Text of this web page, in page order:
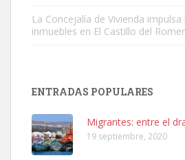
Leales.org » Gran Canaria
La Concejalía de Vivienda
inmuebles en El Castillo del
ENTRADAS POPULARES
Migrantes: entre el
19 septiembre, 2020